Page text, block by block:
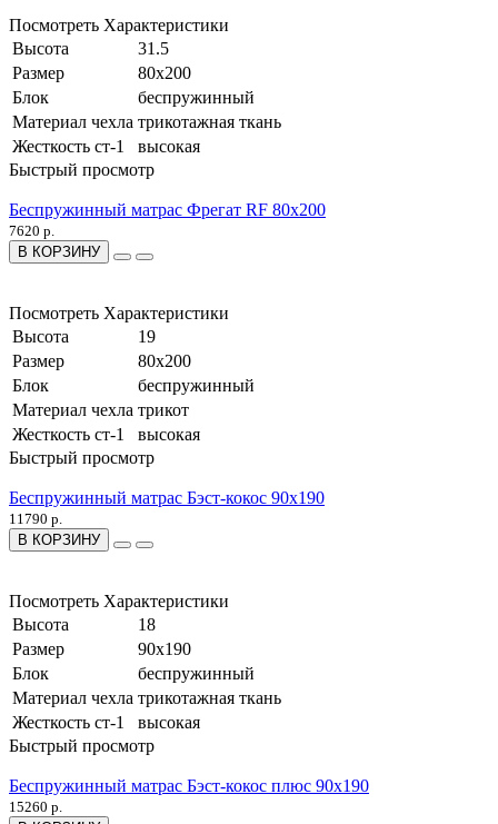
Посмотреть Характеристики
Высота
31.5
Размер
80x200
Блок
беспружинный
Материал чехла трикотажная ткань
Жесткость ст-1
высокая
Быстрый просмотр
Беспружинный матрас Фрегат RF 80x200
7620 р.
В КОРЗИНУ
Посмотреть Характеристики
Высота
19
Размер
80x200
Блок
беспружинный
Материал чехла трикот
Жесткость ст-1
высокая
Быстрый просмотр
Беспружинный матрас Бэст-кокос 90x190
11790 р.
В КОРЗИНУ
Посмотреть Характеристики
Высота
18
Размер
90x190
Блок
беспружинный
Материал чехла трикотажная ткань
Жесткость ст-1
высокая
Быстрый просмотр
Беспружинный матрас Бэст-кокос плюс 90x190
15260 р.